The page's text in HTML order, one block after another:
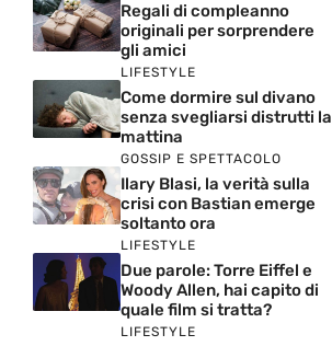
Regali di compleanno
originali per sorprendere
gli amici
LIFESTYLE
Come dormire sul divano
senza svegliarsi distrutti la
mattina
GOSSIP E SPETTACOLO
Ilary Blasi, la verità sulla
crisi con Bastian emerge
soltanto ora
LIFESTYLE
Due parole: Torre Eiffel e
Woody Allen, hai capito di
quale film si tratta?
LIFESTYLE